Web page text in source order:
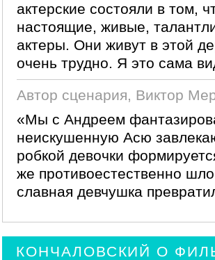
актерские состояли в том,
настоящие, живые,
актеры. Они живут в этой
очень трудно. Я это сама
Автор сценария, Виктор
«Мы с Андреем
неискушенную Асю
робкой девочки
же противоестественно
славная девчушка
КОНЧАЛОВСКИЙ О